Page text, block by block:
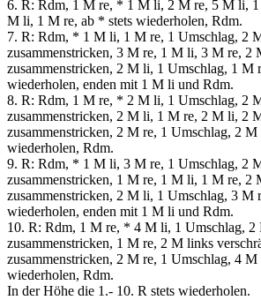
6. R: Rdm, 1 M re, * 1 M li, 2 M re, 5 M li,
M li, 1 M re, ab * stets wiederholen, Rdm.
7. R: Rdm, * 1 M li, 1 M re, 1 Umschlag, 2
zusammenstricken, 3 M re, 1 M li, 3 M re, 2
zusammenstricken, 2 M li, 1 Umschlag, 1 M
wiederholen, enden mit 1 M li und Rdm.
8. R: Rdm, 1 M re, * 2 M li, 1 Umschlag, 2
zusammenstricken, 2 M li, 1 M re, 2 M li, 2
zusammenstricken, 2 M re, 1 Umschlag, 2
wiederholen, Rdm.
9. R: Rdm, * 1 M li, 3 M re, 1 Umschlag, 2
zusammenstricken, 1 M re, 1 M li, 1 M re, 2
zusammenstricken, 2 M li, 1 Umschlag, 3 M
wiederholen, enden mit 1 M li und Rdm.
10. R: Rdm, 1 M re, * 4 M li, 1 Umschlag,
zusammenstricken, 1 M re, 2 M links
zusammenstricken, 2 M re, 1 Umschlag, 4
wiederholen, Rdm.
In der Höhe die 1.- 10. R stets wiederholen.